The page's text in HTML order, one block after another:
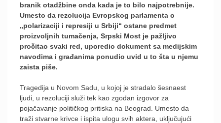
branik otadžbine onda kada je to bilo najpotrebnije.
Umesto da rezolucija Evropskog parlamenta o
„polarizaciji i represiji u Srbiji“ ostane predmet
proizvoljnih tumačenja, Srpski Most je pažljivo
pročitao svaki red, uporedio dokument sa medijskim
navodima i građanima ponudio uvid u to šta u njemu
zaista piše.
Tragedija u Novom Sadu, u kojoj je stradalo šesnaest
ljudi, u rezoluciji služi tek kao zgodan izgovor za
pojačavanje političkog pritiska na Beograd. Umesto da
traži stvarne krivce i ispita ulogu svih aktera, uključujući